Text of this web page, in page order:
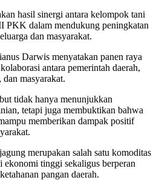
hasil sinergi antara kelompok tani
PKK dalam mendukung peningkatan
dan masyarakat.
Darwis menyatakan panen raya
antara pemerintah daerah,
masyarakat.
tidak hanya menunjukkan
tetapi juga membuktikan bahwa
memberikan dampak positif
merupakan salah satu komoditas
tinggi sekaligus berperan
pangan daerah.